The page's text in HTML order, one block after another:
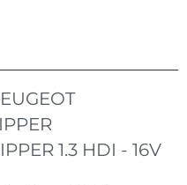
1.3 HDI - 16V